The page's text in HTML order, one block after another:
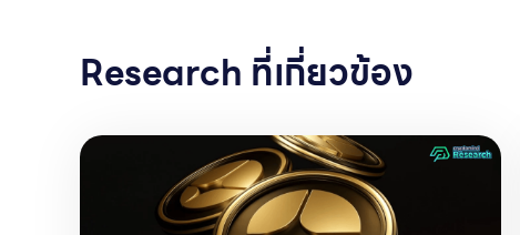
Research ที่เกี่ยวข้อง